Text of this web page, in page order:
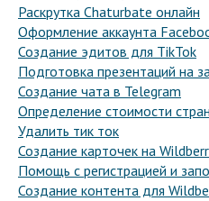
Раскрутка Chaturbate онлайн
Оформление аккаунта
Создание эдитов для TikTok
Подготовка презентаций на
Создание чата в Telegram
Определение стоимости
Удалить тик ток
Создание карточек на
Помощь с регистрацией и
Создание контента для